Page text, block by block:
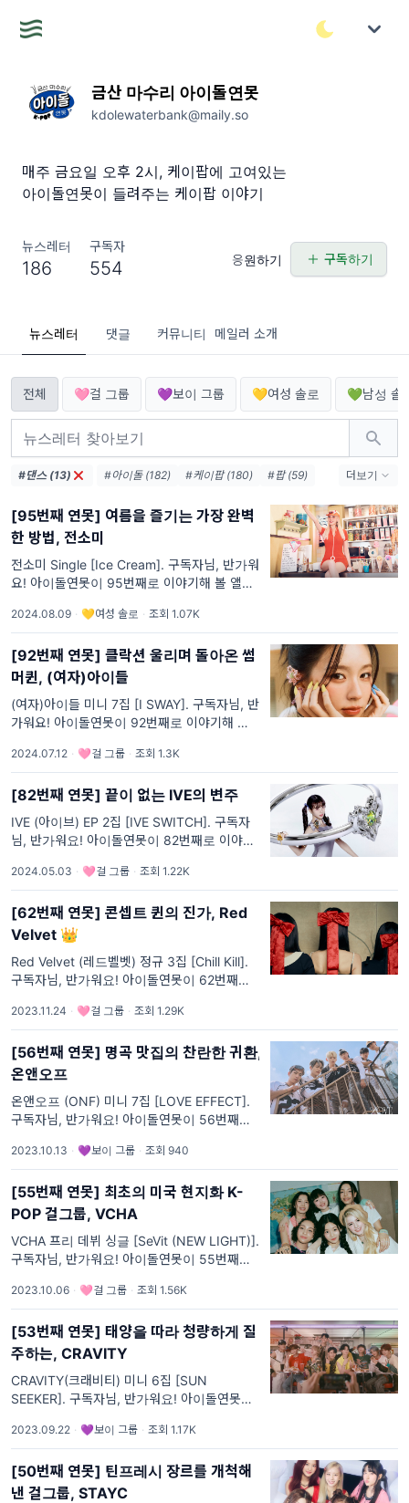
금산 마수리 아이돌연못
kdolewaterbank@maily.so
매주 금요일 오후 2시, 케이팝에 고여있는
아이돌연못이 들려주는 케이팝 이야기
뉴스레터
186
구독자
554 응원하기 구독하기
뉴스레터 댓글 커뮤니티 메일러 소개
전체 🩷걸 그룹 💜보이 그룹 💛여성 솔로 💚남성 솔
#댄스 (13) #아이돌 (182) #케이팝 (180)
#팝 (59)
#하이브 (32)
#HYBE (29)
#힙합 (28)
#SM (22)
#POP (16)
#jyp (15) #연말결산 (12)
더보기
[95번째 연못] 여름을 즐기는 가장 완벽
한 방법, 전소미
전소미 Single [Ice Cream]. 구독자님, 반가워
요! 아이돌연못이 95번째로 이야기해 볼 앨범
무더위 속 시원한 아이스크림 같은 매력🍦 내
는 곡마다 연달
2024.08.09 · 💛여성 솔로 · 조회 1.07K
[92번째 연못] 클락션 울리며 돌아온 썸
머퀸, (여자)아이들
(여자)아이들 미니 7집 [I SWAY]. 구독자님, 반
가워요! 아이돌연못이 92번째로 이야기해 볼
탐구] 썸머퀸을 노린 (여자)아이들의 화려한 컴
백! 😎 무더운
2024.07.12 · 🩷걸 그룹 · 조회 1.3K
[82번째 연못] 끝이 없는 IVE의 변주
IVE (아이브) EP 2집 [IVE SWITCH]. 구독자
님, 반가워요! 아이돌연못이 82번째로 이야기
니다. [컴백 탐구] 아이브의 '확장된 아이덴티
티' 💍 지난 미니
2024.05.03 · 🩷걸 그룹 · 조회 1.22K
[62번째 연못] 콘셉트 퀸의 진가, Red
Velvet 👑
Red Velvet (레드벨벳) 정규 3집 [Chill Kill].
구독자님, 반가워요! 아이돌연못이 62번째로
[Chill Kill]입니다. [컴백 탐구] Red와 Velvet,
6년만에
2023.11.24 · 🩷걸 그룹 · 조회 1.29K
[56번째 연못] 명곡 맛집의 찬란한 귀환,
온앤오프
온앤오프 (ONF) 미니 7집 [LOVE EFFECT].
구독자님, 반가워요! 아이돌연못이 56번째로
EFFECT]입니다. [컴백탐구] 새로운 계절에서
다시 만난 온앤오프💕
2023.10.13 · 💜보이 그룹 · 조회 940
[55번째 연못] 최초의 미국 현지화 K-
POP 걸그룹, VCHA
VCHA 프리 데뷔 싱글 [SeVit (NEW LIGHT)].
구독자님, 반가워요! 아이돌연못이 55번째로
LIGHT)]입니다. [데뷔 탐구] Hi👋 We are
VCHA!✨
2023.10.06 · 🩷걸 그룹 · 조회 1.56K
[53번째 연못] 태양을 따라 청량하게 질
주하는, CRAVITY
CRAVITY(크래비티) 미니 6집 [SUN
SEEKER]. 구독자님, 반가워요! 아이돌연못이
[SUN SEEKER]입니다. [컴백 탐구] SUN
SEEKER : 태양을 좇는 자 ☀️
2023.09.22 · 💜보이 그룹 · 조회 1.17K
[50번째 연못] 틴프레시 장르를 개척해
낸 걸그룹, STAYC